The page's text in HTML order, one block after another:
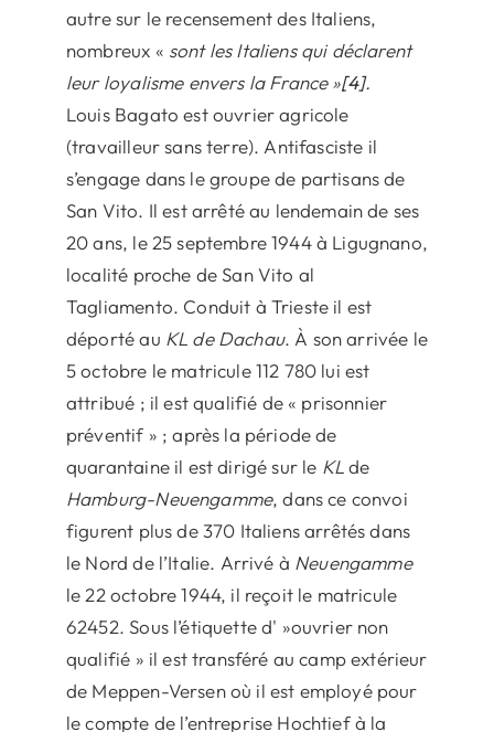
autre sur le recensement des Italiens,
nombreux « sont les Italiens qui déclarent
leur loyalisme envers la France »[4].
Louis Bagato est ouvrier agricole
(travailleur sans terre). Antifasciste il
s’engage dans le groupe de partisans de
San Vito. Il est arrêté au lendemain de ses
20 ans, le 25 septembre 1944 à Ligugnano,
localité proche de San Vito al
Tagliamento. Conduit à Trieste il est
déporté au KL de Dachau. À son arrivée le
5 octobre le matricule 112 780 lui est
attribué ; il est qualifié de « prisonnier
préventif » ; après la période de
quarantaine il est dirigé sur le KLde
Hamburg-Neuengamme, dans ce convoi
figurent plus de 370 Italiens arrêtés dans
le Nord de l’Italie. Arrivé à Neuengamme
le 22 octobre 1944, il reçoit le matricule
62452. Sous l’étiquette d' »ouvrier non
qualifié » il est transféré au camp extérieur
de Meppen-Versen où il est employé pour
le compte de l’entreprise Hochtief à la